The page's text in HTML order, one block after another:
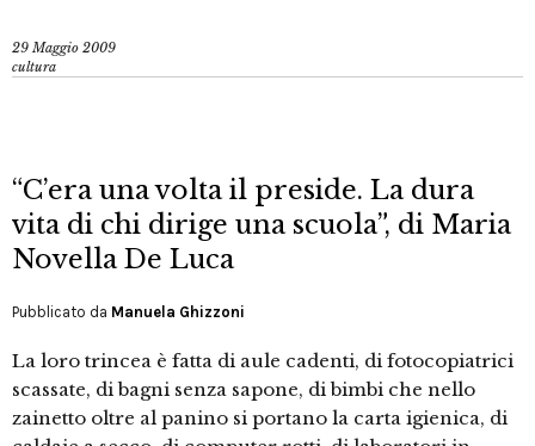
29 Maggio 2009
cultura
“C’era una volta il preside. La dura
vita di chi dirige una scuola”, di Maria
Novella De Luca
Pubblicato da Manuela Ghizzoni
La loro trincea è fatta di aule cadenti, di fotocopiatrici
scassate, di bagni senza sapone, di bimbi che nello
zainetto oltre al panino si portano la carta igienica, di